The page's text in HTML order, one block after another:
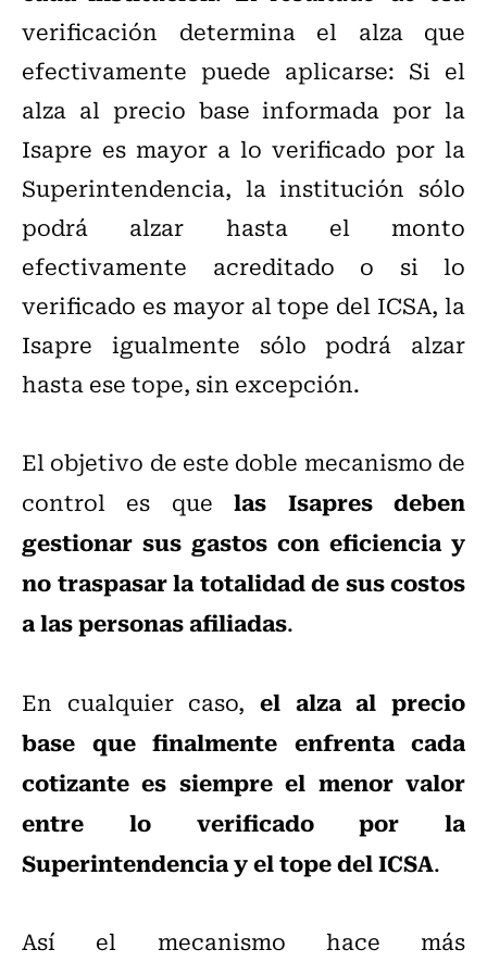
verificación determina el alza que
efectivamente puede aplicarse: Si el
alza al precio base informada por la
Isapre es mayor a lo verificado por la
Superintendencia, la institución sólo
podrá alzar hasta el monto
efectivamente acreditado o si lo
verificado es mayor al tope del ICSA, la
Isapre igualmente sólo podrá alzar
hasta ese tope, sin excepción.
El objetivo de este doble mecanismo de
control es quelas Isapres deben
gestionar sus gastos con eficiencia y
no traspasar la totalidad de sus costos
a las personas afiliadas.
En cualquier caso, el alza al precio
base que finalmente enfrenta cada
cotizante es siempre el menor valor
entre lo verificado por la
Superintendencia y el tope del ICSA.
Así el mecanismo hace más